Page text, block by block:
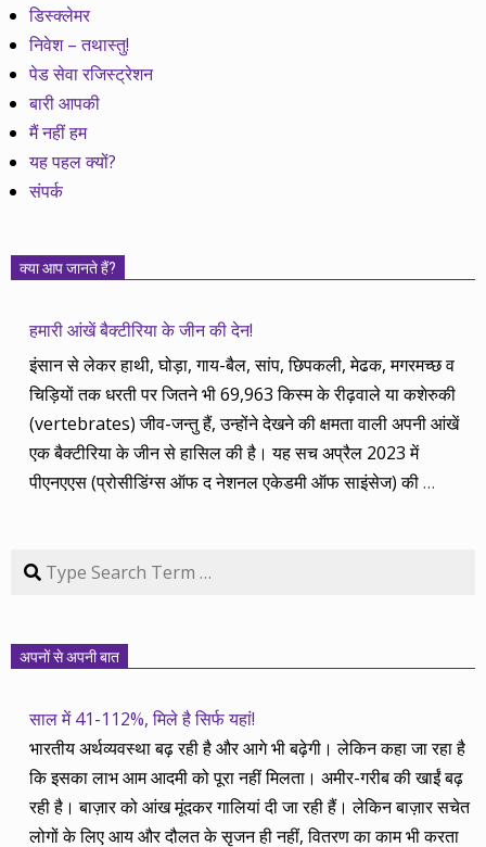
डिस्क्लेमर
निवेश – तथास्तु!
पेड सेवा रजिस्ट्रेशन
बारी आपकी
मैं नहीं हम
यह पहल क्यों?
संपर्क
क्या आप जानते हैं?
हमारी आंखें बैक्टीरिया के जीन की देन!
इंसान से लेकर हाथी, घोड़ा, गाय-बैल, सांप, छिपकली, मेढक, मगरमच्छ व
चिड़ियों तक धरती पर जितने भी 69,963 किस्म के रीढ़वाले या कशेरुकी
(vertebrates) जीव-जन्तु हैं, उन्होंने देखने की क्षमता वाली अपनी आंखें
एक बैक्टीरिया के जीन से हासिल की है। यह सच अप्रैल 2023 में
पीएनएएस (प्रोसीडिंग्स ऑफ द नेशनल एकेडमी ऑफ साइंसेज) की…
Search
अपनों से अपनी बात
साल में 41-112%, मिले है सिर्फ यहां!
भारतीय अर्थव्यवस्था बढ़ रही है और आगे भी बढ़ेगी। लेकिन कहा जा रहा है
कि इसका लाभ आम आदमी को पूरा नहीं मिलता। अमीर-गरीब की खाईं बढ़
रही है। बाज़ार को आंख मूंदकर गालियां दी जा रही हैं। लेकिन बाज़ार सचेत
लोगों के लिए आय और दौलत के सृजन ही नहीं, वितरण का काम भी करता